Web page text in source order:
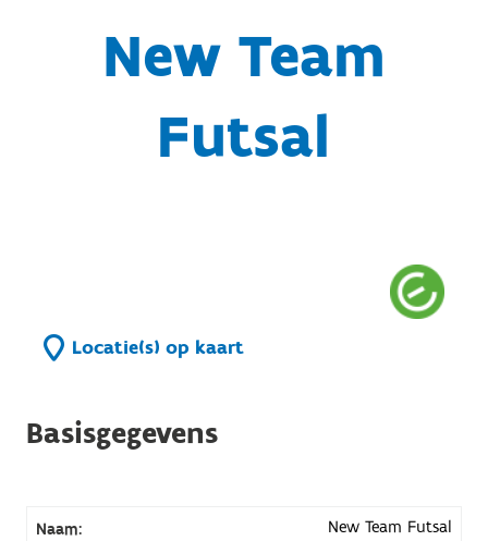
New Team
Futsal
Locatie(s) op kaart
Basisgegevens
Naam: New Team Futsal